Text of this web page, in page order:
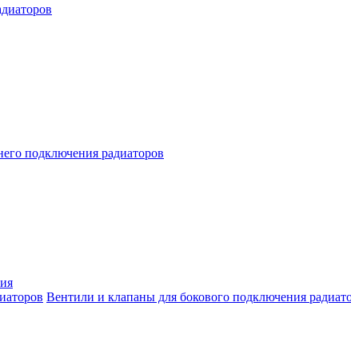
подключения радиаторов
Вентили и клапаны для бокового подключения